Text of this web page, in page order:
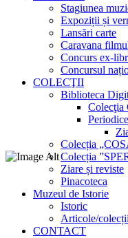
Stagiunea
Expoziții și
Lansări carte
Caravana
Concurs ex-
Concursul
COLECŢII
Biblioteca
Colecţia
Periodice
Colecția
Colecția
Ziare și reviste
Pinacoteca
Muzeul de Istorie
Istoric
Articole/colecții
CONTACT